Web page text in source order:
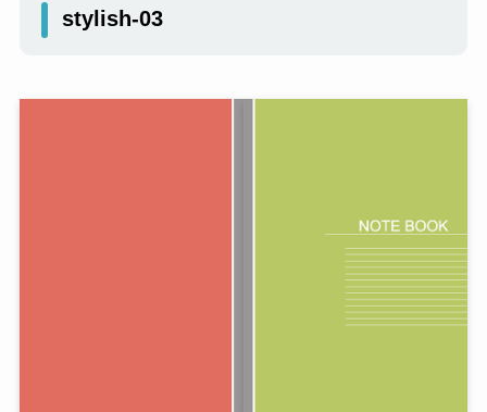
stylish-03